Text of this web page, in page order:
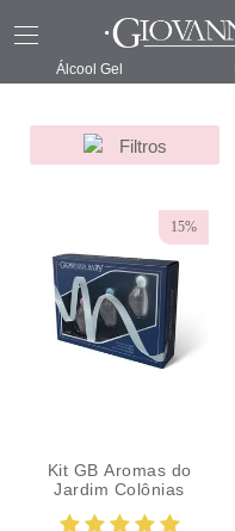
Álcool Gel
Giovanna Baby Kits Blue
Filtros
15%
Kit GB Aromas do
Jardim Colônias